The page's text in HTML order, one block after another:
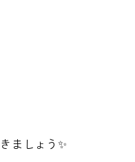
ましょう✨